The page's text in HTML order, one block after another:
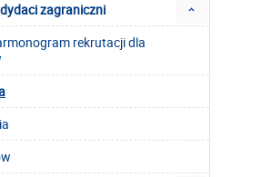
zagraniczni
rekrutacji dla